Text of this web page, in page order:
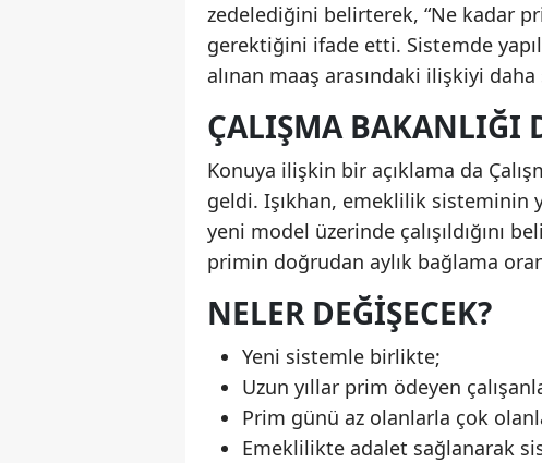
zedelediğini belirterek, “Ne kadar
gerektiğini ifade etti. Sistemde
alınan maaş arasındaki ilişkiyi
ÇALIŞMA BAKANLIĞI
Konuya ilişkin bir açıklama da
geldi. Işıkhan, emeklilik sisteminin
yeni model üzerinde çalışıldığını
primin doğrudan aylık bağlama
NELER DEĞIŞECEK?
Yeni sistemle birlikte;
Uzun yıllar prim ödeyen
Prim günü az olanlarla çok
Emeklilikte adalet sağlanarak